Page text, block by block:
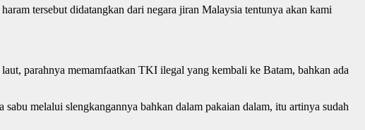
tersebut didatangkan dari negara jiran Malaysia tentunya akan kami
parahnya memamfaatkan TKI ilegal yang kembali ke Batam, bahkan ada
melalui slengkangannya bahkan dalam pakaian dalam, itu artinya sudah